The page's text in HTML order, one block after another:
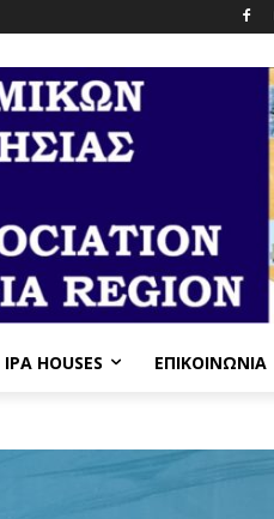
IPA HOUSES ΕΠΙΚΟΙΝΩΝΊΑ